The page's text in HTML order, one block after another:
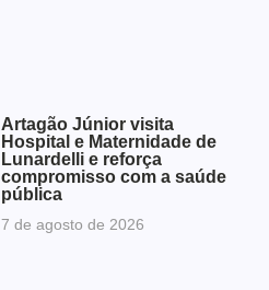
Artagão Júnior visita
Hospital e Maternidade de
Lunardelli e reforça
compromisso com a saúde
pública
7 de agosto de 2026